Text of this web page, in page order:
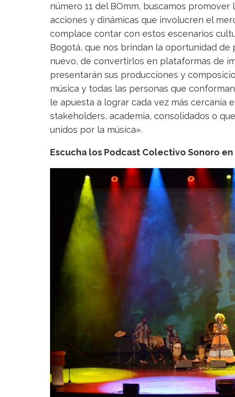
número 11 del BOmm, buscamos
acciones y dinámicas que involucren el
complace contar con estos escenarios
Bogotá, que nos brindan la oportunidad
nuevo, de convertirlos en plataformas de
presentarán sus producciones y
música y todas las personas que
le apuesta a lograr cada vez más cercanía
stakeholders, academia, consolidados o
unidos por la música».
Escucha los Podcast Colectivo Sonoro en